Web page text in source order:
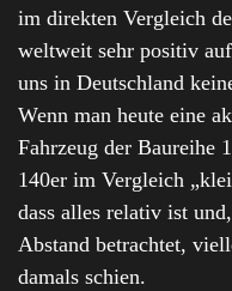
im direkten Vergleich
weltweit sehr positiv
uns in Deutschland
Wenn man heute eine
Fahrzeug der Baureihe
140er im Vergleich
dass alles relativ ist
Abstand betrachtet,
damals schien.